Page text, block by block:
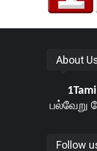
About
பல்வேறு
Follow